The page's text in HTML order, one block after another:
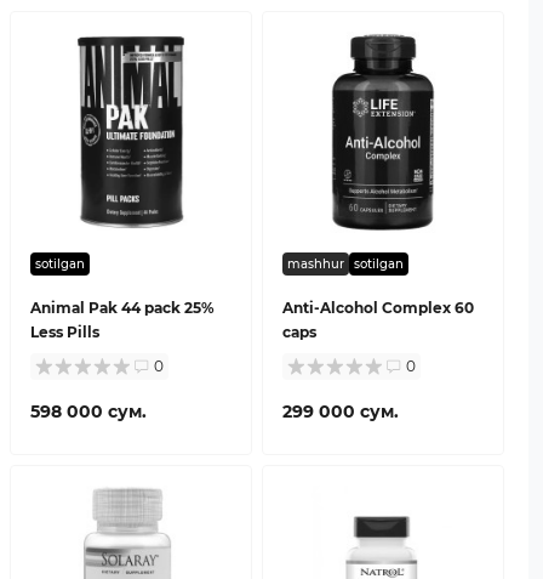
sotilgan
Animal Pak 44 pack 25%
Less Pills
0
598 000 сум.
mashhur sotilgan
Anti-Alcohol Complex 60
caps
0
299 000 сум.